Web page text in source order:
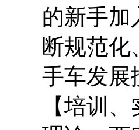
的新手加
断规范化
手车发展
【培训